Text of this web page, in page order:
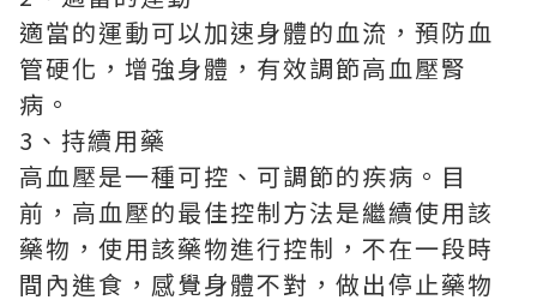
適當的運動可以加速身體的血流，預防血
管硬化，增強身體，有效調節高血壓腎
病。
3、持續用藥
高血壓是一種可控、可調節的疾病。目
前，高血壓的最佳控制方法是繼續使用該
藥物，使用該藥物進行控制，不在一段時
間內進食，感覺身體不對，做出停止藥物